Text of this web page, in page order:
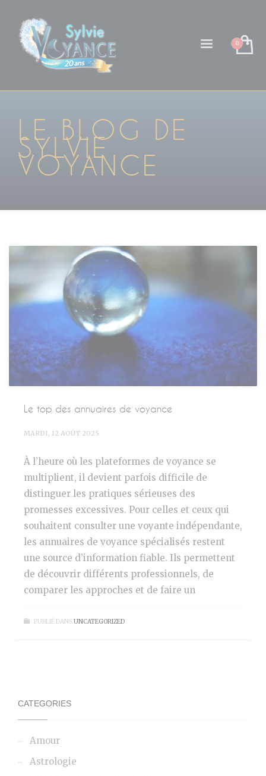
LE BLOG DE
SYLVIE
VOYANCE
Le top des annuaires de voyance
MARDI, 12 AOÛT 2025
À l’heure où les plateformes de voyance se
multiplient, il devient parfois difficile de
distinguer les pratiques sérieuses des
promesses excessives. Pour celles et ceux qui
souhaitent consulter une voyante indépendante,
les annuaires de voyance spécialisés restent
une source d’information fiable. Ils permettent
de découvrir différents professionnels, de
comparer les approches et de faire un
PUBLIÉ DANSUNCATEGORIZED
CATEGORIES
Amour
Astrologie